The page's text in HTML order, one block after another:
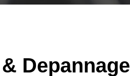
Depannage